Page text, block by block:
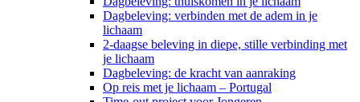
Dagbeleving: verbinden met de adem in je
lichaam
2-daagse beleving in diepe, stille verbinding met
je lichaam
Dagbeleving: de kracht van aanraking
Op reis met je lichaam – Portugal